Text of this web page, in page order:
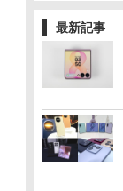
最新記事